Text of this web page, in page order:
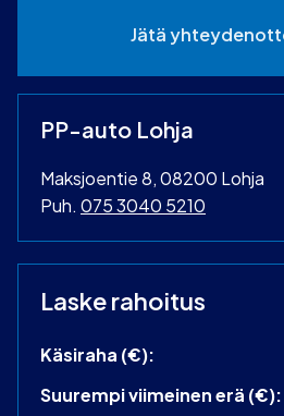
Jätä
PP-auto Lohja
Maksjoentie 8, 08200 Lohja
Puh. 075 3040 5210
Laske rahoitus
Käsiraha (€):
Suurempi viimeinen erä (€):